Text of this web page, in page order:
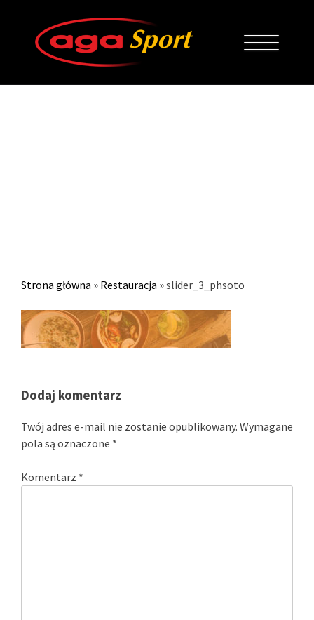
Strona główna » Restauracja »slider_3_phsoto
Dodaj komentarz
Twój adres e-mail nie zostanie opublikowany. Wymagane
pola są oznaczone *
Komentarz *